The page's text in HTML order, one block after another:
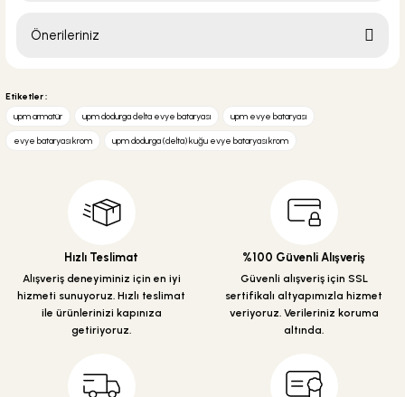
Önerileriniz
yetersiz gördüğünüz noktaları öneri formunu kullanarak tarafımıza
Görüş ve önerileriniz için teşekkür ederiz.
Ürün açıklamasında eksik bilgiler bulunuyor.
Ürün bilgilerinde hatalar bulunuyor.
Bu ürüne benzer farklı alternatifler olmalı.
Etiketler :
upm armatür
upm dodurga delta evye bataryası upm evye bataryası
evye bataryası krom upm dodurga (delta) kuğu evye bataryası krom
Hızlı Teslimat
Alışveriş deneyiminiz için en iyi
hizmeti sunuyoruz. Hızlı teslimat
ile ürünlerinizi kapınıza
getiriyoruz.
%100 Güvenli Alışveriş
Güvenli alışveriş için SSL
sertifikalı altyapımızla hizmet
veriyoruz. Verileriniz koruma
altında.